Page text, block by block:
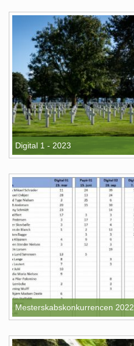
Digital 1 - 2023
Mesterskabskonkurrencen 2022